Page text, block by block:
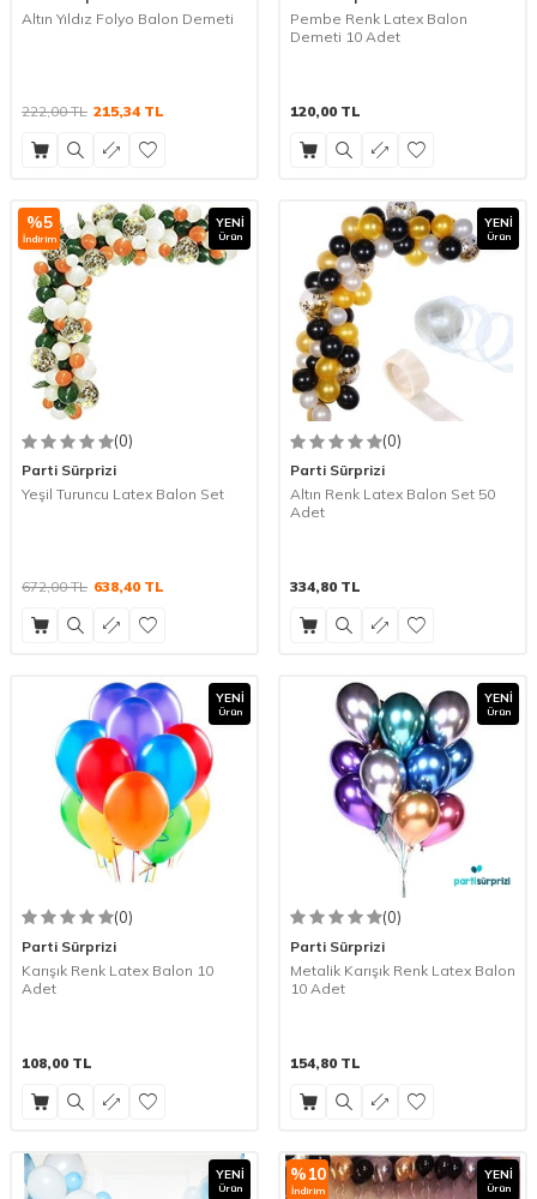
Altın Yıldız Folyo Balon Demeti
222,00TL 215,34 TL
Pembe Renk Latex Balon
Demeti 10 Adet
120,00 TL
%5
İndirim
YENI
Ürün
(0)
Parti Sürprizi
Yeşil Turuncu Latex Balon Set
672,00TL 638,40TL
YENI
Ürün
(0)
Parti Sürprizi
Altın Renk Latex Balon Set 50
Adet
334,80 TL
YENI
Ürün
(0)
Parti Sürprizi
Karışık Renk Latex Balon 10
Adet
108,00 TL
YENI
Ürün
(0)
Parti Sürprizi
Metalik Karışık Renk Latex Balon
10 Adet
154,80 TL
YENI
Ürün
%10
İndirim
YENI
Ürün